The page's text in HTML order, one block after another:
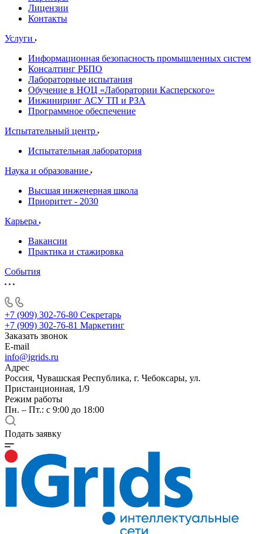
Лицензии
Контакты
Услуги
Информационная безопасность промышленных систем
Консалтинг РБПО
Лабораторные испытания
Обучение в НОЦ «Лаборатории Касперского»
Инжиниринг АСУ ТП и РЗА
Программное обеспечение
Испытательный центр
Испытательная лаборатория
Наука и образование
Высшая инженерная школа
Приоритет - 2030
Карьера
Вакансии
Практика и стажировка
События
+7 (909) 302-76-80 Секретарь
+7 (909) 302-76-81 Маркетинг
Заказать звонок
E-mail
info@igrids.ru
Адрес
Россия, Чувашская Республика, г. Чебоксары, ул.
Пристанционная, 1/9
Режим работы
Пн. – Пт.: с 9:00 до 18:00
Подать заявку